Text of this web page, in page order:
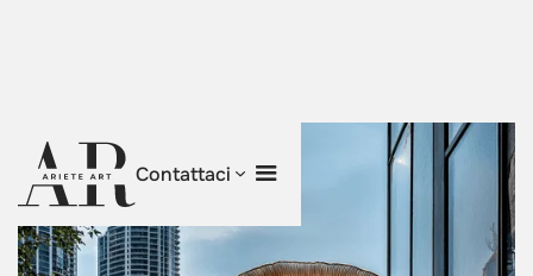
Contattaci